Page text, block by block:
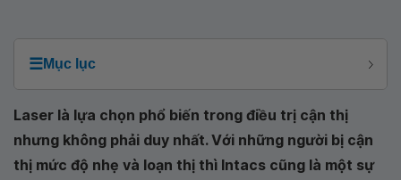
☰Mục lục
Laser là lựa chọn phổ biến trong điều trị cận thị
nhưng không phải duy nhất. Với những người bị cận
thị mức độ nhẹ và loạn thị thì Intacs cũng là một sự